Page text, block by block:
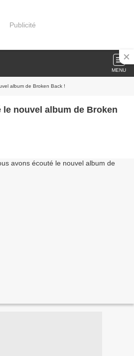
Publicité
MENU
album de Broken Back !
le nouvel album de Broken